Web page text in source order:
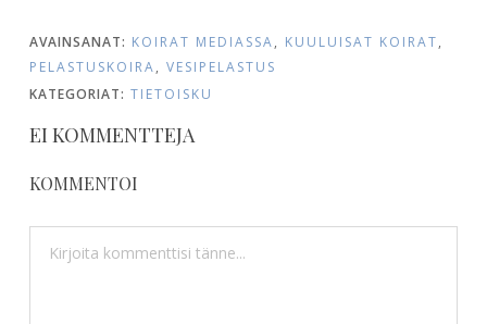
AVAINSANAT: KOIRAT MEDIASSA, KUULUISAT KOIRAT,
PELASTUSKOIRA, VESIPELASTUS
KATEGORIAT: TIETOISKU
EI KOMMENTTEJA
KOMMENTOI